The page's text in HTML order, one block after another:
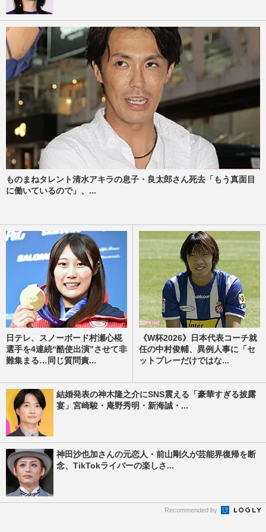
ものまねタレント清水アキラの息子・良太郎さん死去「もう真面目
に働いているので」、...
日テレ、スノーボード村瀬心椛
選手を4連続“酷使出演”させて非
難集まる…同じ質問責...
《W杯2026》日本代表コーチ就
任の中村俊輔、異例人事に「セ
ットプレーだけではな...
結婚発表の神木隆之介にSNS震える「豪華すぎる披露
宴」宮崎駿・庵野秀明・新海誠・...
神田沙也加さんの元恋人・前山剛久が芸能界復帰を断
念、TikTokライバーの楽しさ...
Recommended by